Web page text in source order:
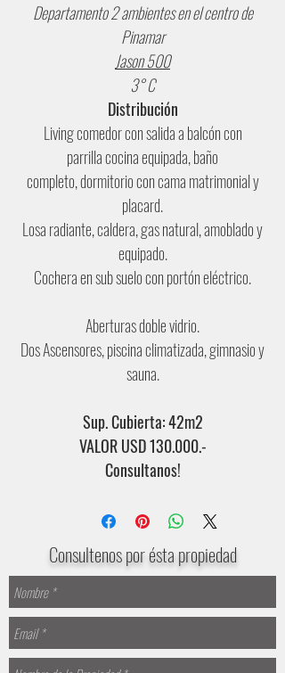
Departamento 2 ambientes en el centro de
Pinamar
Jason 500
3° C
Distribución
Living comedor con salida a balcón con
parrilla cocina equipada, baño
completo, dormitorio con cama matrimonial y
placard.
Losa radiante, caldera, gas natural, amoblado y
equipado.
Cochera en sub suelo con portón eléctrico.
Aberturas doble vidrio.
Dos Ascensores, piscina climatizada, gimnasio y
sauna.
Sup. Cubierta:42m2
VALOR USD 130.000.-
Consultanos!
Consultenos por ésta propiedad